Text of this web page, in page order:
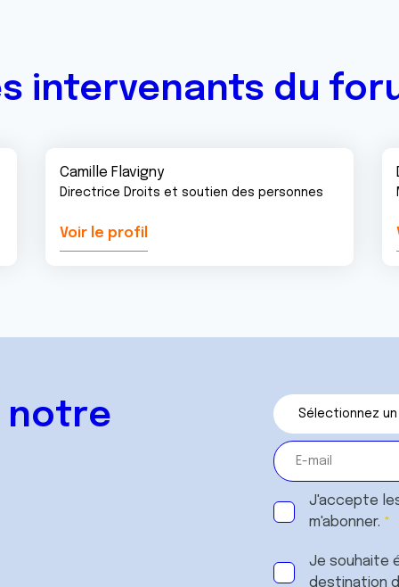
intervenants du
Camille Flavigny
Directrice Droits et soutien des personnes
Voir le profil
notre
J'accepte
m'abonner.
Je souhaite
destination